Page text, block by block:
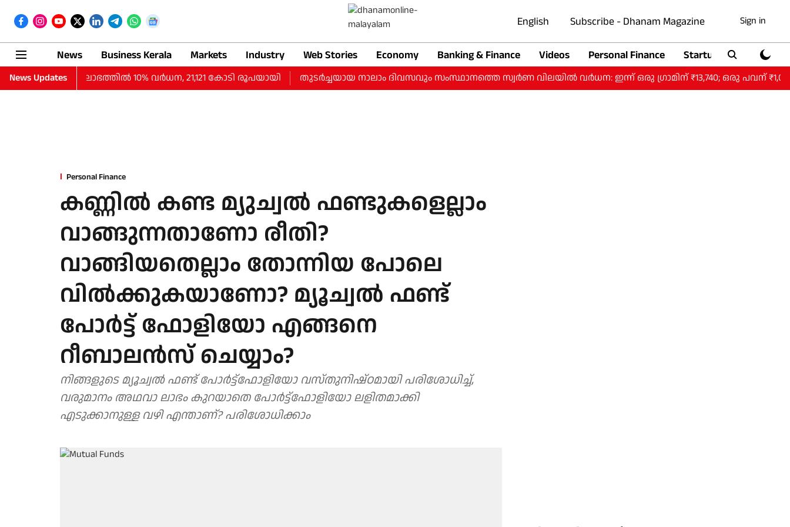
English Subscribe - Dhanam Magazine Sign in
News Business Kerala Markets Industry Web Stories Economy Banking & Finance Videos Personal Finance Startup
News Updates
ലാഭത്തില്‍ 10% വര്‍ധന, 21,121 കോടി രൂപയായി തുടർച്ചയായ നാലാം ദിവസവും സംസ്ഥാനത്തെ സ്വർണ വിലയിൽ വർധന: ഇന്ന് ഒരു ​ഗ്രാമിന് ₹13,740; ഒരു പവന് ₹1,09,920.
Personal Finance
കണ്ണില്‍ കണ്ട മ്യുച്വല്‍ ഫണ്ടുകളെല്ലാം
വാങ്ങുന്നതാണോ രീതി?
വാങ്ങിയതെല്ലാം തോന്നിയ പോലെ
വില്‍ക്കുകയാണോ? മ്യൂച്വല്‍ ഫണ്ട്
പോര്‍ട്ട് ഫോളിയോ എങ്ങനെ
റീബാലന്‍സ് ചെയ്യാം?
നിങ്ങളുടെ മ്യൂച്വൽ ഫണ്ട് പോർട്ട്ഫോളിയോ വസ്തുനിഷ്ഠമായി പരിശോധിച്ച്,
വരുമാനം അഥവാ ലാഭം കുറയാതെ പോർട്ട്ഫോളിയോ ലളിതമാക്കി
എടുക്കാനുള്ള വഴി എന്താണ്? പരിശോധിക്കാം